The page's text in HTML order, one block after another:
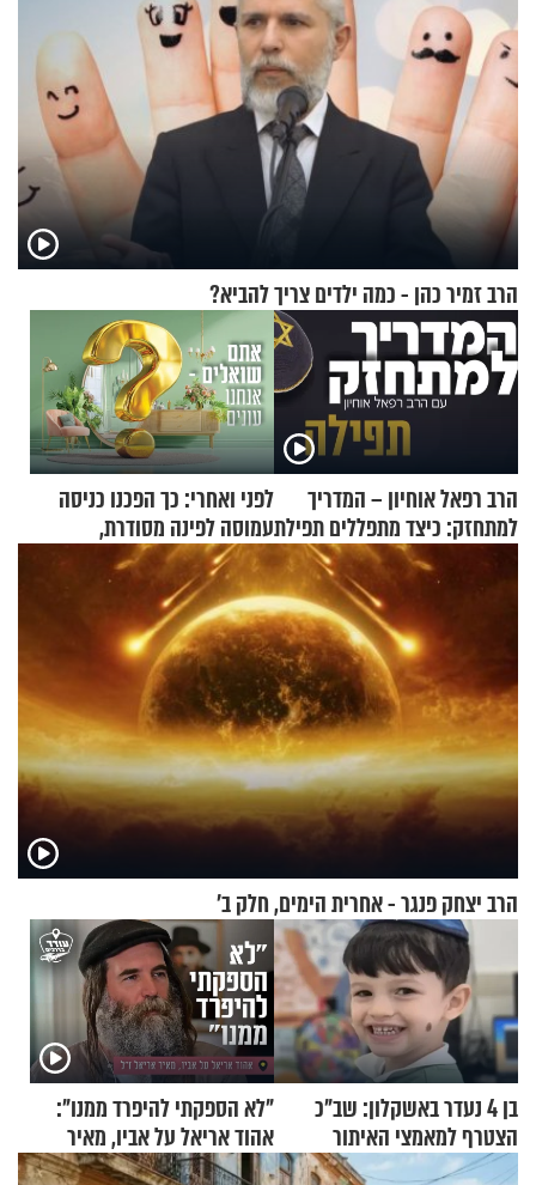
הרב זמיר כהן - כמה ילדים צריך להביא?
הרב רפאל אוחיון – המדריך
למתחזק: כיצד מתפללים תפילת
שמונה עשרה?
לפני ואחרי: כך הפכנו כניסה
עמוסה לפינה מסודרת,
שימושית ומזמינה
הרב יצחק פנגר - אחרית הימים, חלק ב’
בן 4 נעדר באשקלון: שב"כ
הצטרף למאמצי האיתור
"לא הספקתי להיפרד ממנו":
אהוד אריאל על אביו, מאיר
אריאל ז"ל